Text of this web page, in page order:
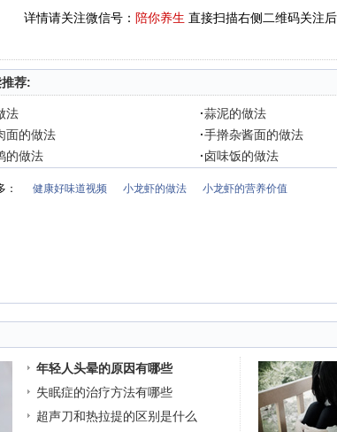
详情请关注微信号： 陪你养生 直接扫描右侧二维码关注后
荐:
法 ·蒜泥的做法
面的做法 ·手擀杂酱面的做法
的做法 ·卤味饭的做法
： 健康好味道视频 小龙虾的做法 小龙虾的营养价值
年轻人头晕的原因有哪些
失眠症的治疗方法有哪些
超声刀和热拉提的区别是什么